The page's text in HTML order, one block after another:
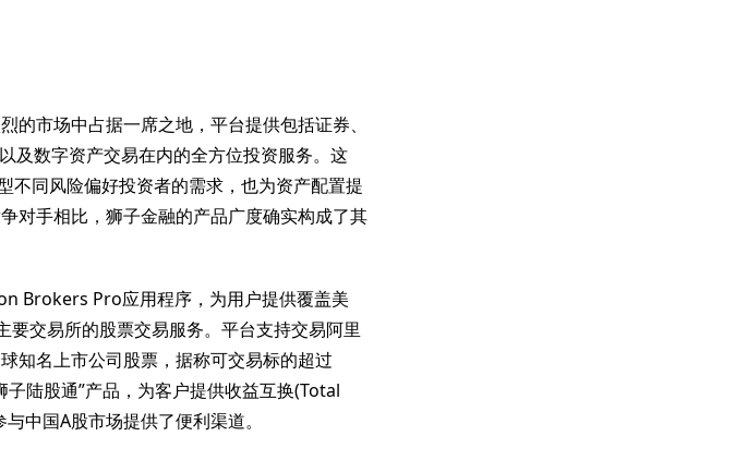
的市场中占据一席之地，平台提供包括证券、
及数字资产交易在内的全方位投资服务。这
不同风险偏好投资者的需求，也为资产配置提
对手相比，狮子金融的产品广度确实构成了其
Brokers Pro应用程序，为用户提供覆盖美
交易所的股票交易服务。平台支持交易阿里
知名上市公司股票，据称可交易标的超过
陆股通”产品，为客户提供收益互换(Total
中国A股市场提供了便利渠道。